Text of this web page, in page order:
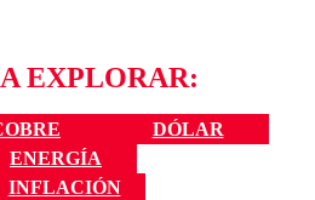
EXPLORAR:
DÓLAR
ENERGÍA
INFLACIÓN